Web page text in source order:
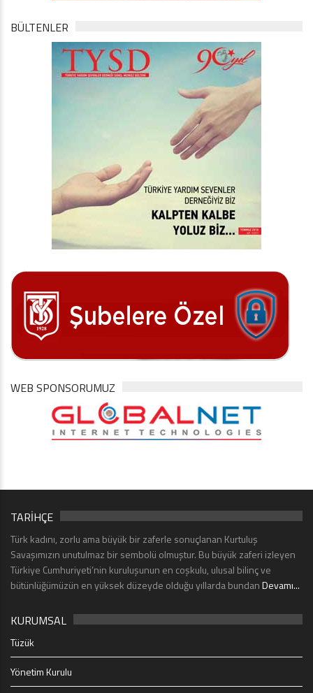
BÜLTENLER
WEB SPONSORUMUZ
TARİHÇE
Türk kadını, zorlu ama büyük bir zaferle sonuçlanan Kurtuluş
Savaşımızın unutulmaz bir sembolü olmuştur. Bu büyük zaferi izleyen
Türkiye Cumhuriyeti’nin kuruluşunun en coşkulu, ulusal bilinç ve
bütünlüğümüzün en yüksek düzeyde olduğu yıllarda bundanDevamı...
KURUMSAL
Tüzük
Yönetim Kurulu